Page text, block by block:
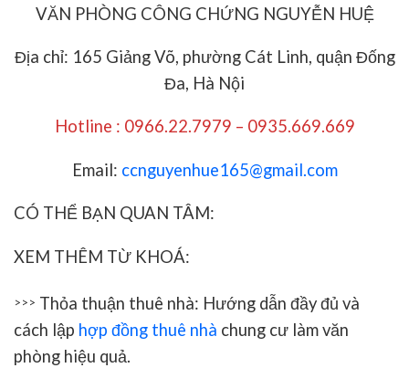
VĂN PHÒNG CÔNG CHỨNG NGUYỄN HUỆ
Địa chỉ: 165 Giảng Võ, phường Cát Linh, quận Đống
Đa, Hà Nội
Hotline : 0966.22.7979 – 0935.669.669
Email: ccnguyenhue165@gmail.com
CÓ THỂ BẠN QUAN TÂM:
XEM THÊM TỪ KHOÁ:
>>> Thỏa thuận thuê nhà: Hướng dẫn đầy đủ và
cách lập hợp đồng thuê nhà chung cư làm văn
phòng hiệu quả.